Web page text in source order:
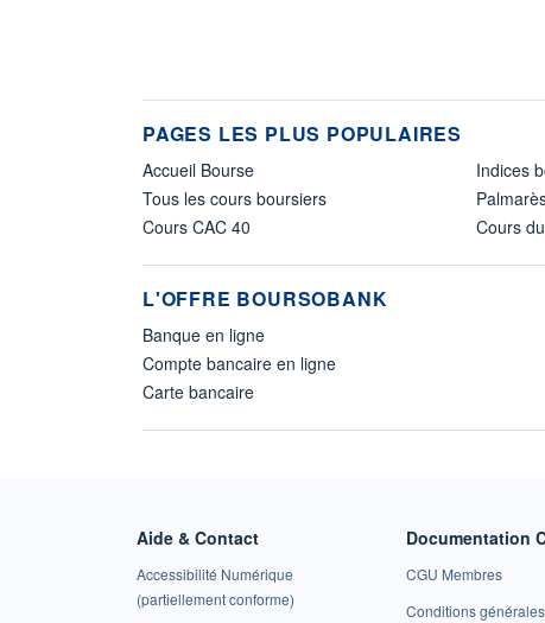
PAGES LES PLUS POPULAIRES
Accueil Bourse
Tous les cours boursiers
Cours CAC 40
Indices
Cours
L'OFFRE BOURSOBANK
Banque en ligne
Compte bancaire en ligne
Carte bancaire
Aide & Contact
Accessibilité Numérique
(partiellement conforme)
Documentation
CGU Membres
Conditions générales